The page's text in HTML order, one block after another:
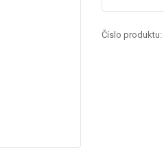
Číslo produktu: